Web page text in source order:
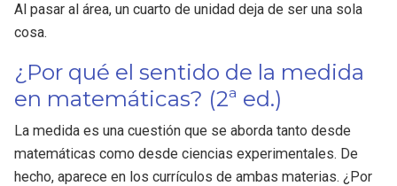
Al pasar al área, un cuarto de unidad deja de ser una sola
cosa.
¿Por qué el sentido de la medida
en matemáticas? (2ª ed.)
La medida es una cuestión que se aborda tanto desde
matemáticas como desde ciencias experimentales. De
hecho, aparece en los currículos de ambas materias. ¿Por